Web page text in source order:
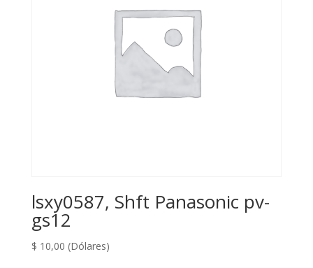
lsxy0587, Shft Panasonic pv-
gs12
$ 10,00 (Dólares)